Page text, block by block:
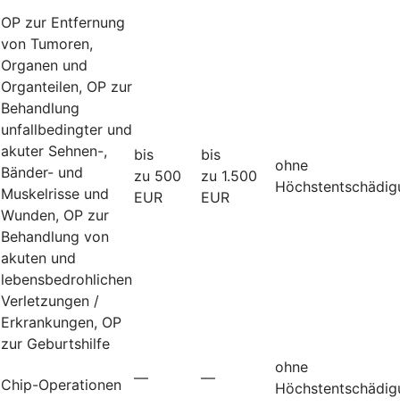
OP zur Entfernung
von Tumoren,
Organen und
Organteilen, OP zur
Behandlung
unfallbedingter und
akuter Sehnen-,
Bänder- und
Muskelrisse und
Wunden, OP zur
Behandlung von
akuten und
lebensbedrohlichen
Verletzungen /
Erkrankungen, OP
zur Geburtshilfe
bis
zu 500
EUR
bis
zu 1.500
EUR
ohne
Chip-Operationen — —
ohne